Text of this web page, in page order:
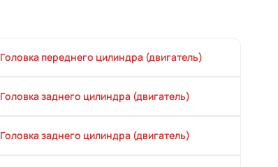
Головка переднего цилиндра (двигатель)
Головка заднего цилиндра (двигатель)
Головка заднего цилиндра (двигатель)